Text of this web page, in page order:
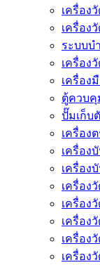
เครื่อง
เครื่อง
ระบบบ
เครื่อง
เครื่อง
ตู้ควบ
ปั๊มเก็บ
เครื่อง
เครื่อ
เครื่อ
เครื่อง
เครื่อง
เครื่อง
เครื่อง
เครื่อง